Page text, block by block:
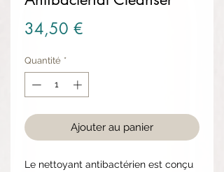
34,50 €
Quantité *
Ajouter au panier
Le nettoyant antibactérien est conçu